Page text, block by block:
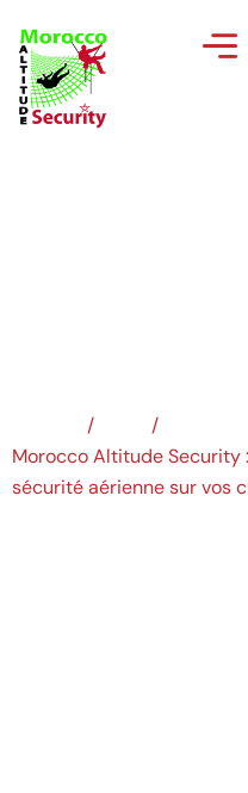
/
/
Morocco Altitude
sécurité aérienne sur vos